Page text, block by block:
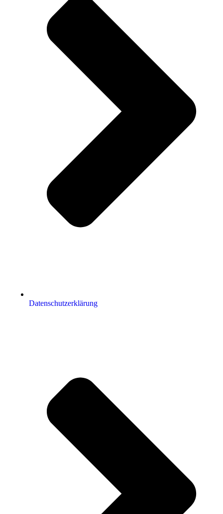
Datenschutzerklärung